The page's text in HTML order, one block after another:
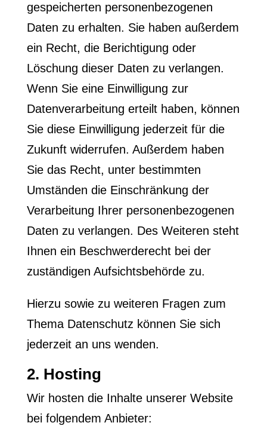
gespeicherten personenbezogenen
Daten zu erhalten. Sie haben außerdem
ein Recht, die Berichtigung oder
Löschung dieser Daten zu verlangen.
Wenn Sie eine Einwilligung zur
Datenverarbeitung erteilt haben, können
Sie diese Einwilligung jederzeit für die
Zukunft widerrufen. Außerdem haben
Sie das Recht, unter bestimmten
Umständen die Einschränkung der
Verarbeitung Ihrer personenbezogenen
Daten zu verlangen. Des Weiteren steht
Ihnen ein Beschwerderecht bei der
zuständigen Aufsichtsbehörde zu.
Hierzu sowie zu weiteren Fragen zum
Thema Datenschutz können Sie sich
jederzeit an uns wenden.
2. Hosting
Wir hosten die Inhalte unserer Website
bei folgendem Anbieter: